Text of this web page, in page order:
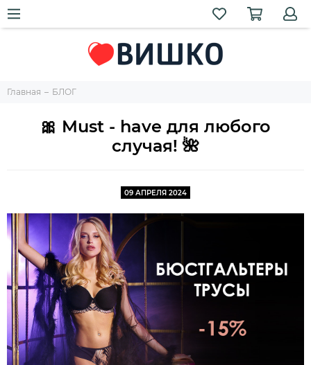
Главная БЛОГ
🎀 Must - have для любого
случая! 🌺
09 АПРЕЛЯ 2024